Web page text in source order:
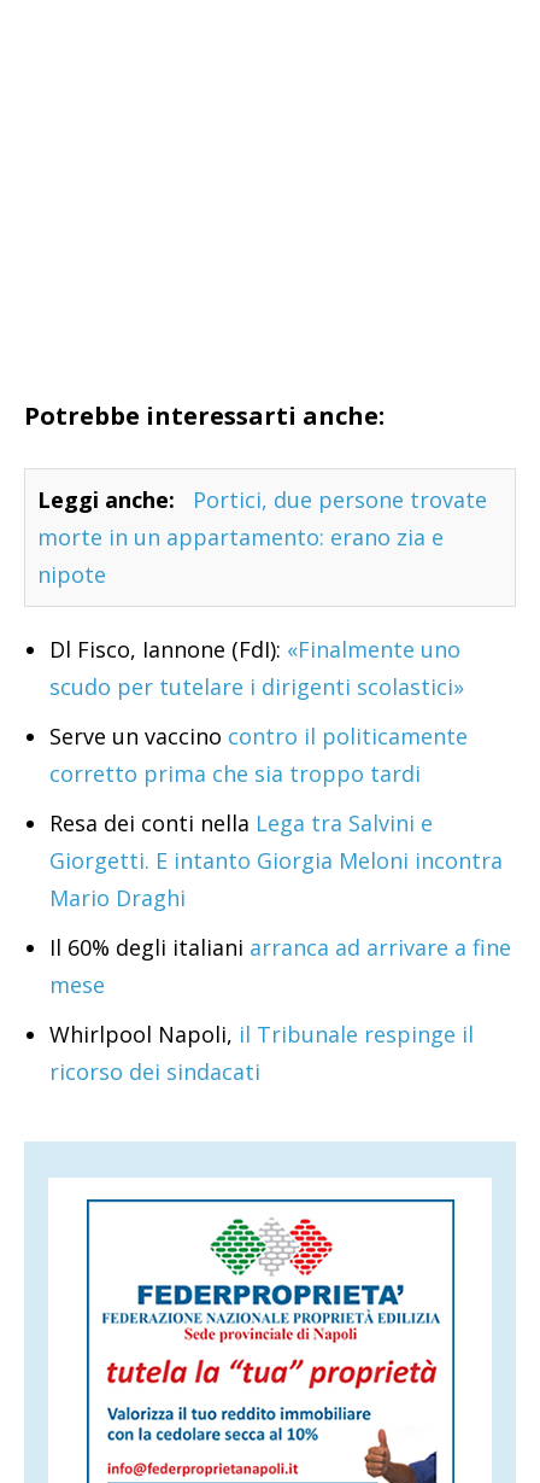
Potrebbe interessarti anche:
Leggi anche:
Portici, due persone trovate
morte in un appartamento: erano zia e
nipote
Dl Fisco, Iannone (FdI): «Finalmente uno
scudo per tutelare i dirigenti scolastici»
Serve un vaccino contro il politicamente
corretto prima che sia troppo tardi
Resa dei conti nella Lega tra Salvini e
Giorgetti. E intanto Giorgia Meloni incontra
Mario Draghi
Il 60% degli italiani arranca ad arrivare a fine
mese
Whirlpool Napoli, il Tribunale respinge il
ricorso dei sindacati